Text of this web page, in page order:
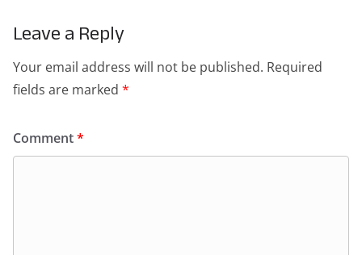
Leave a Reply
Your email address will not be published. Required
fields are marked *
Comment*